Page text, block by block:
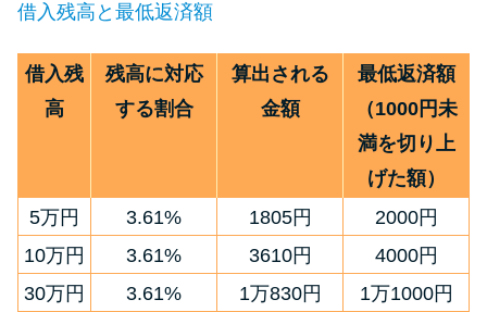
借入残高と最低返済額
借入残
高
残高に対応
する割合
算出される
金額
最低返済額
（1000円未
満を切り上
げた額）
5万円
3.61% 1805円
2000円
10万円
3.61% 3610円
4000円
30万円
3.61% 1万830円 1万1000円